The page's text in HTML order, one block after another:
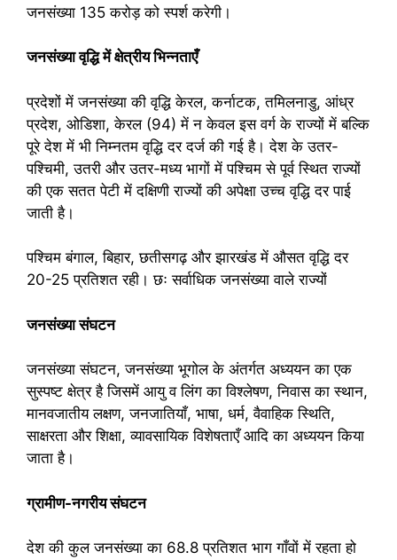
जनसंख्या 135 करोड़ को स्पर्श करेगी।
जनसंख्या वृद्धि में क्षेत्रीय भिन्नताएँ
प्रदेशों में जनसंख्या की वृद्धि केरल, कर्नाटक, तमिलनाडु, आंध्र
प्रदेश, ओडिशा, केरल (94) में न केवल इस वर्ग के राज्यों में बल्कि
पूरे देश में भी निम्नतम वृद्धि दर दर्ज की गई है। देश के उतर-
पश्चिमी, उतरी और उतर-मध्य भागों में पश्चिम से पूर्व स्थित राज्यों
की एक सतत पेटी में दक्षिणी राज्यों की अपेक्षा उच्च वृद्धि दर पाई
जाती है।
पश्चिम बंगाल, बिहार, छतीसगढ़ और झारखंड में औसत वृद्धि दर
20-25 प्रतिशत रही। छः सर्वाधिक जनसंख्या वाले राज्यों
जनसंख्या संघटन
जनसंख्या संघटन, जनसंख्या भूगोल के अंतर्गत अध्ययन का एक
सुस्पष्ट क्षेत्र है जिसमें आयु व लिंग का विश्लेषण, निवास का स्थान,
मानवजातीय लक्षण, जनजातियाँ, भाषा, धर्म, वैवाहिक स्थिति,
साक्षरता और शिक्षा, व्यावसायिक विशेषताएँ आदि का अध्ययन किया
जाता है।
ग्रामीण-नगरीय संघटन
देश की कुल जनसंख्या का 68.8 प्रतिशत भाग गाँवों में रहता हो